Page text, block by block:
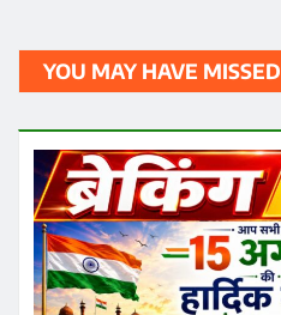
YOU MAY HAVE MISSED